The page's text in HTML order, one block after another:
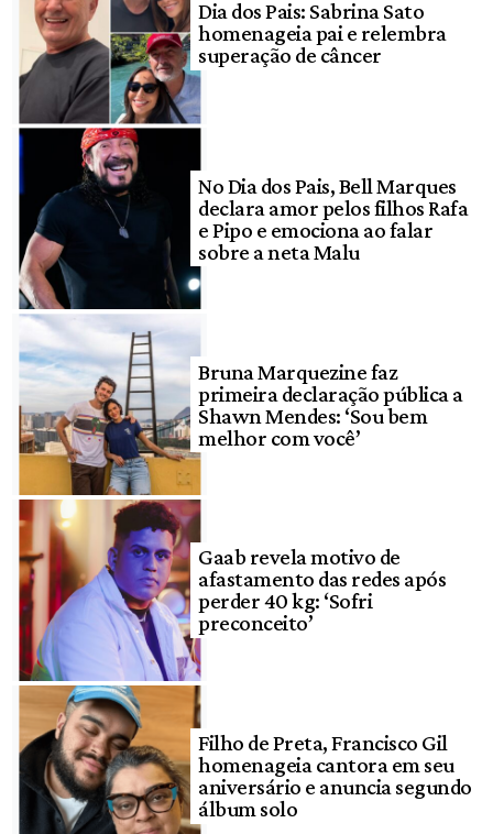
Dia dos Pais: Sabrina Sato
homenageia pai e relembra
superação de câncer
No Dia dos Pais, Bell Marques
declara amor pelos filhos Rafa
e Pipo e emociona ao falar
sobre a neta Malu
Bruna Marquezine faz
primeira declaração pública a
Shawn Mendes: ‘Sou bem
melhor com você’
Gaab revela motivo de
afastamento das redes após
perder 40 kg: ‘Sofri
preconceito’
Filho de Preta, Francisco Gil
homenageia cantora em seu
aniversário e anuncia segundo
álbum solo